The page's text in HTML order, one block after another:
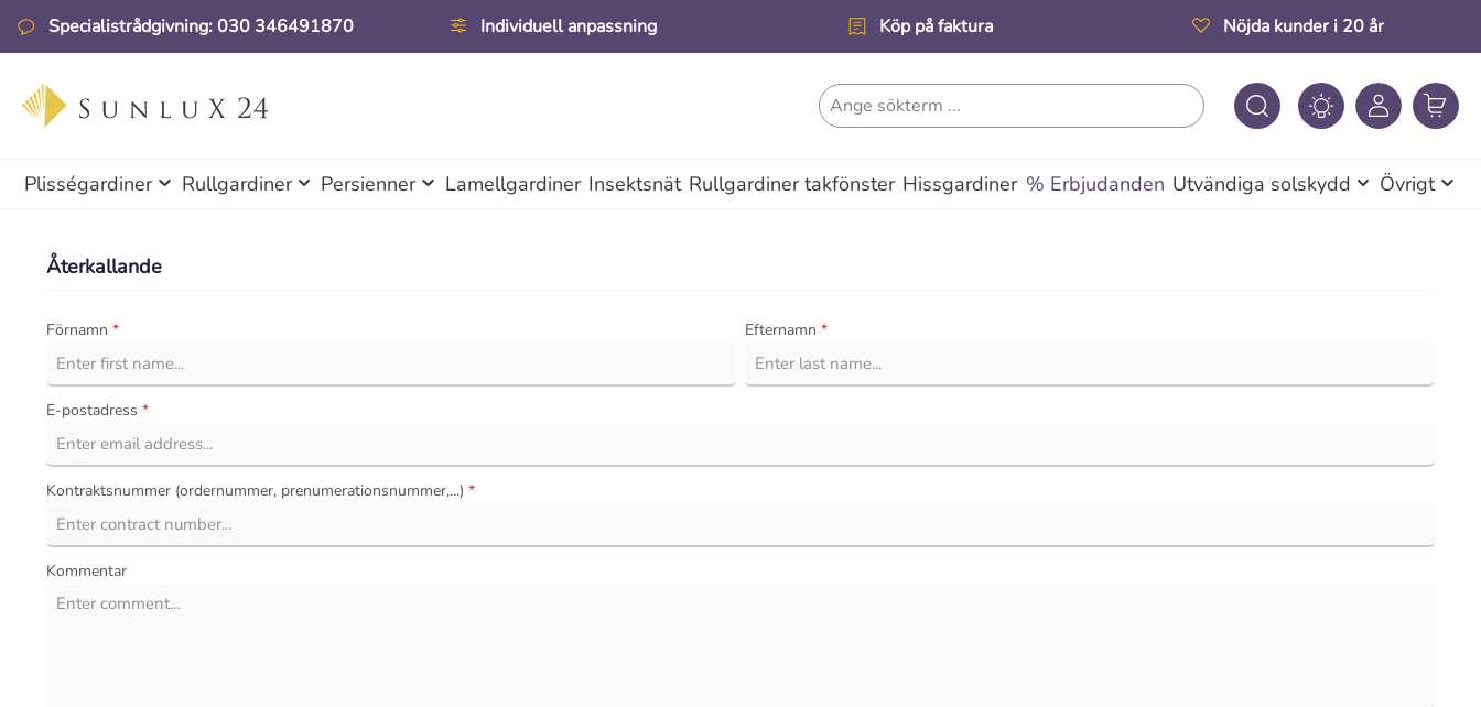
till huvudinnehåll
Hoppa till sökning
Hoppa till huvudnavigering
Specialistrådgivning: 030 346491870 Individuell anpassning Köp på faktura Nöjda kunder i 20 år
Plisségardiner Rullgardiner Persienner Lamellgardiner Insektsnät Rullgardiner takfönster Hissgardiner % Erbjudanden Utvändiga solskydd Övrigt
Återkallande
Förnamn * Efternamn *
E-postadress *
Kontraktsnummer (ordernummer, prenumerationsnummer,...) *
Kommentar